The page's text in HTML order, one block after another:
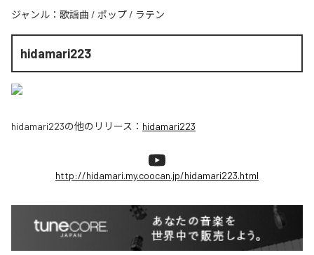
ジャンル： 歌謡曲 / ポップ / ラテン
hidamari223
hidamari223の他のリリース： hidamari223
http://hidamari.my.coocan.jp/hidamari223.html